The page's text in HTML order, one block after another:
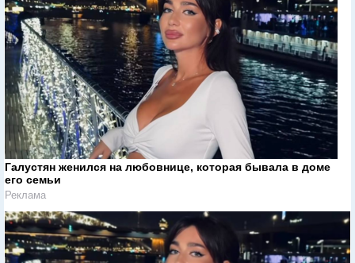
Галустян женился на любовнице, которая бывала в доме
его семьи
Реклама